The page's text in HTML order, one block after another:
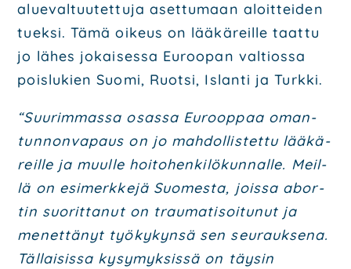
alue­val­tuu­tet­tu­ja aset­tu­maan aloit­tei­den
tuek­si. Tämä oikeus on lää­kä­reil­le taat­tu
jo lähes jokai­ses­sa Euroo­pan val­tios­sa
pois­lu­kien Suo­mi, Ruot­si, Islan­ti ja Turk­ki.
“Suu­rim­mas­sa osas­sa Euroop­paa oman­
tun­non­va­paus on jo mah­dol­lis­tet­tu lää­kä­
reil­le ja muul­le hoi­to­hen­ki­lö­kun­nal­le. Meil­
lä on esi­merk­ke­jä Suo­mes­ta, jois­sa abor­
tin suo­rit­ta­nut on trau­ma­ti­soi­tu­nut ja
menet­tä­nyt työ­ky­kyn­sä sen seu­rauk­se­na.
Täl­lai­sis­sa kysy­myk­sis­sä on täy­sin